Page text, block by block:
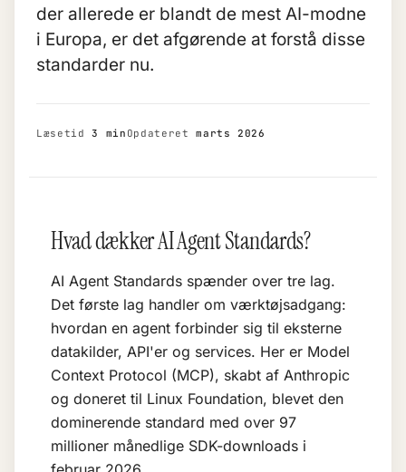
der allerede er blandt de mest AI-modne
i Europa, er det afgørende at forstå disse
standarder nu.
Læsetid3 min Opdateretmarts 2026
Hvad dækker AI Agent Standards?
AI Agent Standards spænder over tre lag.
Det første lag handler om værktøjsadgang:
hvordan en agent forbinder sig til eksterne
datakilder, API'er og services. Her er Model
Context Protocol (MCP), skabt af Anthropic
og doneret til Linux Foundation, blevet den
dominerende standard med over 97
millioner månedlige SDK-downloads i